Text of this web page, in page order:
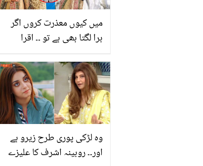
میں کیوں معذرت کروں اگر
برا لگتا بھی ہے تو ۔۔ اقرا
میں صبور علی جیسا جوڑا
پہننے پر خاموشی توڑ دی
وہ لڑکی پوری طرح زیرو ہے
اور۔۔ روبینہ اشرف کا علیزے